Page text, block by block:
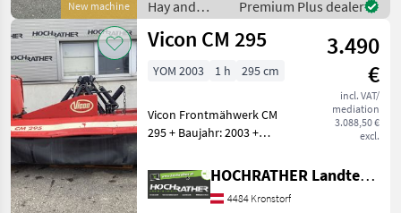
New machine
kei
Hay and
forage
equipment /
Premium Plus dealer
Vicon CM 295
3.490
€
incl. VAT/
mediation
3.088,50 €
excl.
YOM 2003 1 h 295 cm
Vicon Frontmähwerk CM
295 + Baujahr: 2003 +
Gelenkwelle + inkl.
Entlastungsfeder + SOFORT
VERFÜGBAR Das Mähwerk
HOCHRATHER Landtechnik GmbH
4484 Kronstorf